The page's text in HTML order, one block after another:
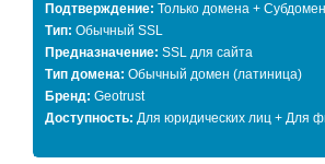
Подтверждение: Только домена +
Тип: Обычный SSL
Предназначение: SSL для сайта
Тип домена: Обычный домен (латиница)
Бренд: Geotrust
Доступность: Для юридических лиц + Для